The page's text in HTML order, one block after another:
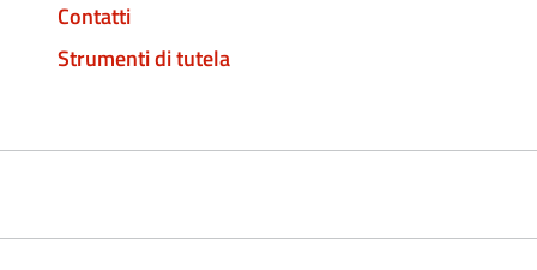
Contatti
Strumenti di tutela